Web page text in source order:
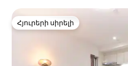
Հյուրերի սիրելի
Հյուրերի սիրելի